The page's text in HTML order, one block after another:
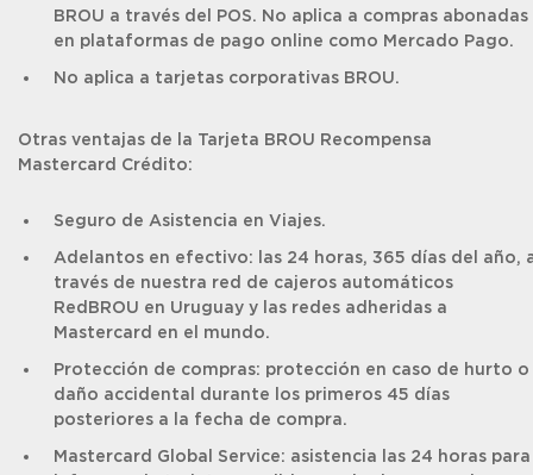
BROU a través del POS. No aplica a compras abonadas
en plataformas de pago online como Mercado Pago.
No aplica a tarjetas corporativas BROU.
Otras ventajas de la Tarjeta BROU Recompensa
Mastercard Crédito:
Seguro de Asistencia en Viajes.
Adelantos en efectivo: las 24 horas, 365 días del año,
través de nuestra red de cajeros automáticos
RedBROU en Uruguay y las redes adheridas a
Mastercard en el mundo.
Protección de compras: protección en caso de hurto o
daño accidental durante los primeros 45 días
posteriores a la fecha de compra.
Mastercard Global Service: asistencia las 24 horas para